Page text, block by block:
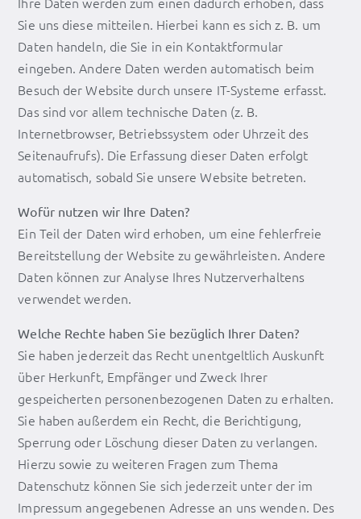
Sie uns diese mitteilen. Hierbei kann es sich z. B. um
Daten handeln, die Sie in ein Kontaktformular
eingeben. Andere Daten werden automatisch beim
Besuch der Website durch unsere IT-Systeme erfasst.
Das sind vor allem technische Daten (z. B.
Internetbrowser, Betriebssystem oder Uhrzeit des
Seitenaufrufs). Die Erfassung dieser Daten erfolgt
automatisch, sobald Sie unsere Website betreten.
Wofür nutzen wir Ihre Daten?
Ein Teil der Daten wird erhoben, um eine fehlerfreie
Bereitstellung der Website zu gewährleisten. Andere
Daten können zur Analyse Ihres Nutzerverhaltens
verwendet werden.
Welche Rechte haben Sie bezüglich Ihrer Daten?
Sie haben jederzeit das Recht unentgeltlich Auskunft
über Herkunft, Empfänger und Zweck Ihrer
gespeicherten personenbezogenen Daten zu erhalten.
Sie haben außerdem ein Recht, die Berichtigung,
Sperrung oder Löschung dieser Daten zu verlangen.
Hierzu sowie zu weiteren Fragen zum Thema
Datenschutz können Sie sich jederzeit unter der im
Impressum angegebenen Adresse an uns wenden. Des